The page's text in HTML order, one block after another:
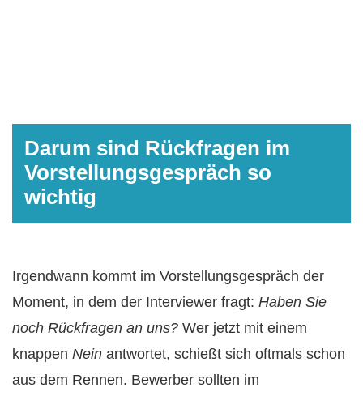
Darum sind Rückfragen im
Vorstellungsgespräch so
wichtig
Irgendwann kommt im Vorstellungsgespräch der
Moment, in dem der Interviewer fragt: Haben Sie
noch Rückfragen an uns? Wer jetzt mit einem
knappen Nein antwortet, schießt sich oftmals schon
aus dem Rennen. Bewerber sollten im